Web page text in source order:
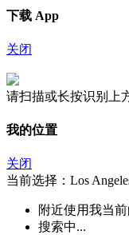
下载 App
关闭
请扫描或长按识别上
我的位置
关闭
当前选择：Los
附近使用我当
搜索中...